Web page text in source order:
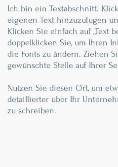
Ich bin ein Textabschnitt.
eigenen Text hinzuzufügen
Klicken Sie einfach auf „Text
doppelklicken Sie, um Ihren
die Fonts zu ändern. Ziehen
gewünschte Stelle auf Ihrer
Nutzen Sie diesen Ort, um
detaillierter über Ihr
zu schreiben.